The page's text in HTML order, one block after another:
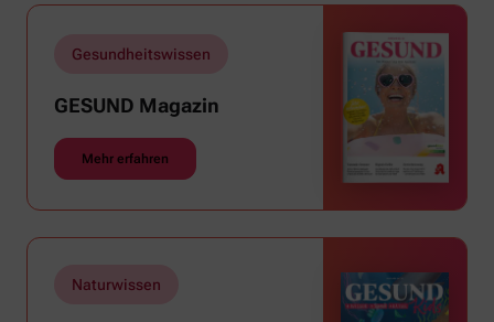
Gesundheitswissen
GESUND Magazin
Mehr erfahren
Naturwissen